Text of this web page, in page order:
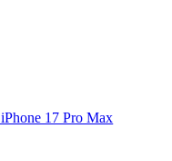
iPhone 17 Pro Max